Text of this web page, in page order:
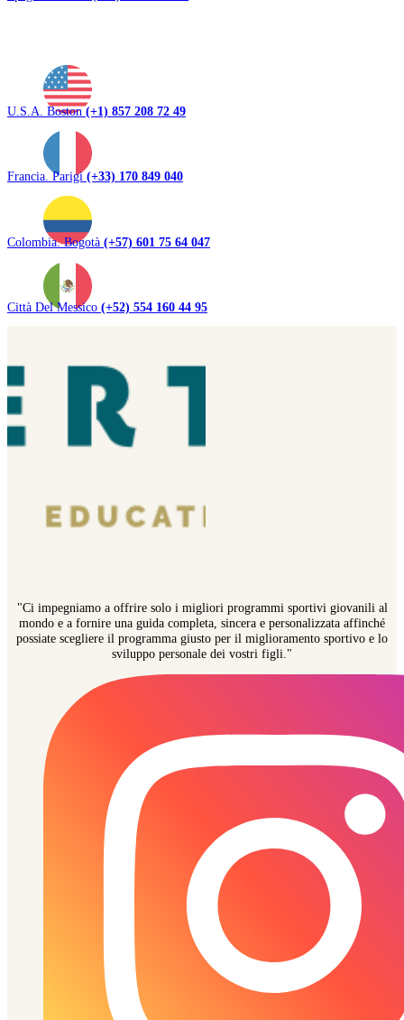
U.S.A. Boston(+1) 857 208 72 49
Francia. Parigi(+33) 170 849 040
Colombia. Bogotà (+57) 601 75 64 047
Città Del Messico (+52) 554 160 44 95
"Ci impegniamo a offrire solo i migliori programmi sportivi giovanili al
mondo e a fornire una guida completa, sincera e personalizzata affinché
possiate scegliere il programma giusto per il miglioramento sportivo e lo
sviluppo personale dei vostri figli."